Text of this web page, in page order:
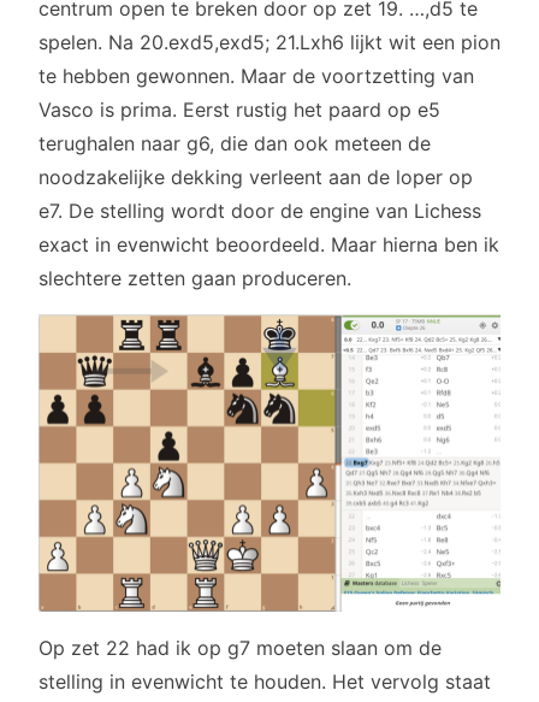
centrum open te breken door op zet 19. …,d5 te
spelen. Na 20.exd5,exd5; 21.Lxh6 lijkt wit een pion
te hebben gewonnen. Maar de voortzetting van
Vasco is prima. Eerst rustig het paard op e5
terughalen naar g6, die dan ook meteen de
noodzakelijke dekking verleent aan de loper op
e7. De stelling wordt door de engine van Lichess
exact in evenwicht beoordeeld. Maar hierna ben ik
slechtere zetten gaan produceren.
Op zet 22 had ik op g7 moeten slaan om de
stelling in evenwicht te houden. Het vervolg staat